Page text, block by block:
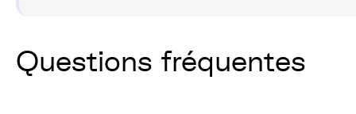
Questions fréquentes